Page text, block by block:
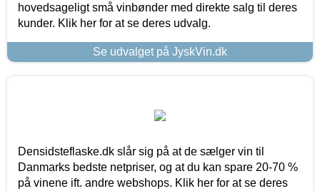
hovedsageligt små vinbønder med direkte salg til deres
kunder. Klik her for at se deres udvalg.
Se udvalget på JyskVin.dk
Densidsteflaske.dk slår sig på at de sælger vin til
Danmarks bedste netpriser, og at du kan spare 20-70 %
på vinene ift. andre webshops. Klik her for at se deres